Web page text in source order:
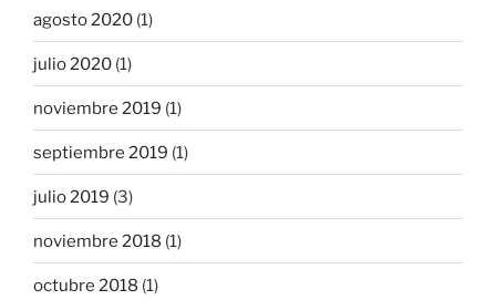
agosto 2020 (1)
julio 2020 (1)
noviembre 2019 (1)
septiembre 2019 (1)
julio 2019 (3)
noviembre 2018 (1)
octubre 2018 (1)